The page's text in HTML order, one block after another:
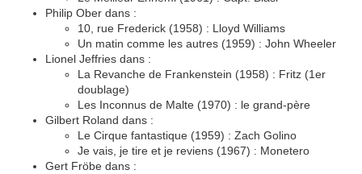
Philip Ober dans :
10, rue Frederick (1958) : Lloyd Williams
Un matin comme les autres (1959) : John Wheeler
Lionel Jeffries dans :
La Revanche de Frankenstein (1958) : Fritz (1er
doublage)
Les Inconnus de Malte (1970) : le grand-père
Gilbert Roland dans :
Le Cirque fantastique (1959) : Zach Golino
Je vais, je tire et je reviens (1967) : Monetero
Gert Fröbe dans :